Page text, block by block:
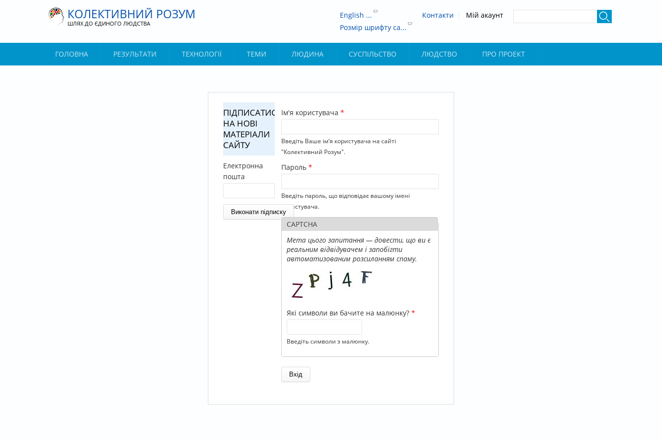
Перейти до основного матеріалу
КОЛЕКТИВНИЙ РОЗУМ
ШЛЯХ ДО ЄДИНОГО ЛЮДСТВА
Контакти Мій акаунт
English ...
Розмір шрифту са...
ГОЛОВНА РЕЗУЛЬТАТИ ТЕХНОЛОГІЇ ТЕМИ ЛЮДИНА СУСПІЛЬСТВО ЛЮДСТВО ПРО ПРОЕКТ
ВИ Є ТУТ
Ім'я користувача*
Введіть Ваше ім’я користувача на сайті
"Колективний Розум".
Пароль*
Введіть пароль, що відповідає вашому імені
користувача.
CAPTCHA
Мета цього запитання — довести, що ви є
реальним відвідувачем і запобігти
автоматизованим розсиланням спаму.
Які символи ви бачите на малюнку?*
Введіть символи з малюнку.
ПІДПИСАТИСЯ
НА НОВІ
МАТЕРІАЛИ
САЙТУ
Електронна
пошта